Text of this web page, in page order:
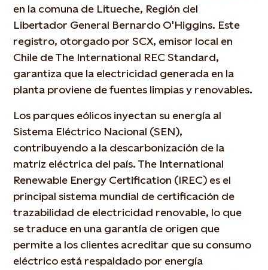
en la comuna de Litueche, Región del
Libertador General Bernardo O'Higgins. Este
registro, otorgado por SCX, emisor local en
Chile de The International REC Standard,
garantiza que la electricidad generada en la
planta proviene de fuentes limpias y renovables.
Los parques eólicos inyectan su energía al
Sistema Eléctrico Nacional (SEN),
contribuyendo a la descarbonización de la
matriz eléctrica del país. The International
Renewable Energy Certification (IREC) es el
principal sistema mundial de certificación de
trazabilidad de electricidad renovable, lo que
se traduce en una garantía de origen que
permite a los clientes acreditar que su consumo
eléctrico está respaldado por energía